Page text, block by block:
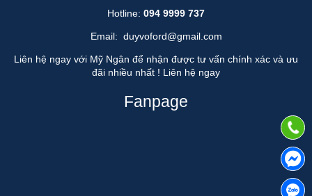
Hotline: 094 9999 737
Email: duyvoford@gmail.com
Liên hệ ngay với Mỹ Ngân để nhận được tư vấn chính xác và ưu
đãi nhiều nhất ! Liên hệ ngay
Fanpage